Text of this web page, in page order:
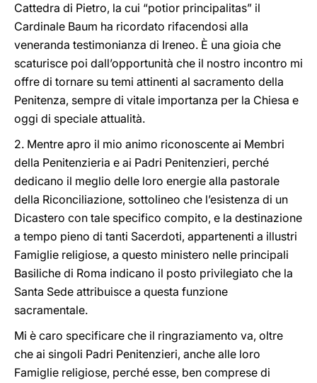
Cattedra di Pietro, la cui “potior principalitas” il
Cardinale Baum ha ricordato rifacendosi alla
veneranda testimonianza di Ireneo. È una gioia che
scaturisce poi dall’opportunità che il nostro incontro mi
offre di tornare su temi attinenti al sacramento della
Penitenza, sempre di vitale importanza per la Chiesa e
oggi di speciale attualità.
2. Mentre apro il mio animo riconoscente ai Membri
della Penitenzieria e ai Padri Penitenzieri, perché
dedicano il meglio delle loro energie alla pastorale
della Riconciliazione, sottolineo che l’esistenza di un
Dicastero con tale specifico compito, e la destinazione
a tempo pieno di tanti Sacerdoti, appartenenti a illustri
Famiglie religiose, a questo ministero nelle principali
Basiliche di Roma indicano il posto privilegiato che la
Santa Sede attribuisce a questa funzione
sacramentale.
Mi è caro specificare che il ringraziamento va, oltre
che ai singoli Padri Penitenzieri, anche alle loro
Famiglie religiose, perché esse, ben comprese di